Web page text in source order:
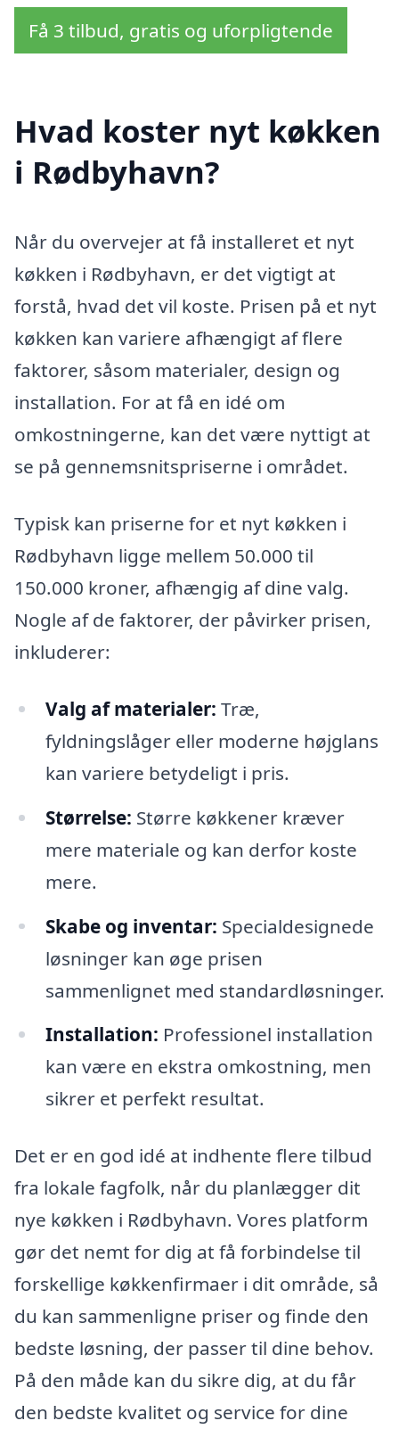
Få 3 tilbud, gratis og uforpligtende
Hvad koster nyt køkken
i Rødbyhavn?
Når du overvejer at få installeret et nyt
køkken i Rødbyhavn, er det vigtigt at
forstå, hvad det vil koste. Prisen på et nyt
køkken kan variere afhængigt af flere
faktorer, såsom materialer, design og
installation. For at få en idé om
omkostningerne, kan det være nyttigt at
se på gennemsnitspriserne i området.
Typisk kan priserne for et nyt køkken i
Rødbyhavn ligge mellem 50.000 til
150.000 kroner, afhængig af dine valg.
Nogle af de faktorer, der påvirker prisen,
inkluderer:
Valg af materialer: Træ,
fyldningslåger eller moderne højglans
kan variere betydeligt i pris.
Størrelse: Større køkkener kræver
mere materiale og kan derfor koste
mere.
Skabe og inventar: Specialdesignede
løsninger kan øge prisen
sammenlignet med standardløsninger.
Installation: Professionel installation
kan være en ekstra omkostning, men
sikrer et perfekt resultat.
Det er en god idé at indhente flere tilbud
fra lokale fagfolk, når du planlægger dit
nye køkken i Rødbyhavn. Vores platform
gør det nemt for dig at få forbindelse til
forskellige køkkenfirmaer i dit område, så
du kan sammenligne priser og finde den
bedste løsning, der passer til dine behov.
På den måde kan du sikre dig, at du får
den bedste kvalitet og service for dine